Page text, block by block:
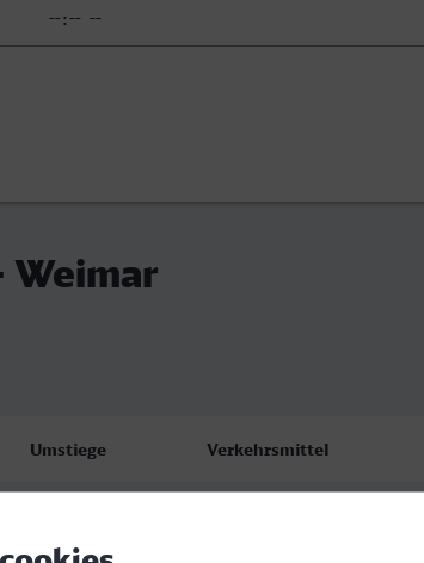
Weimar
Umstiege Verkehrsmittel